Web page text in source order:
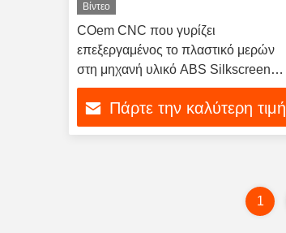
Βίντεο
COem CNC που γυρίζει
επεξεργαμένος το πλαστικό μερών
στη μηχανή υλικό ABS Silkscreen
ακρυλικό
Πάρτε την καλύτερη τιμή
1